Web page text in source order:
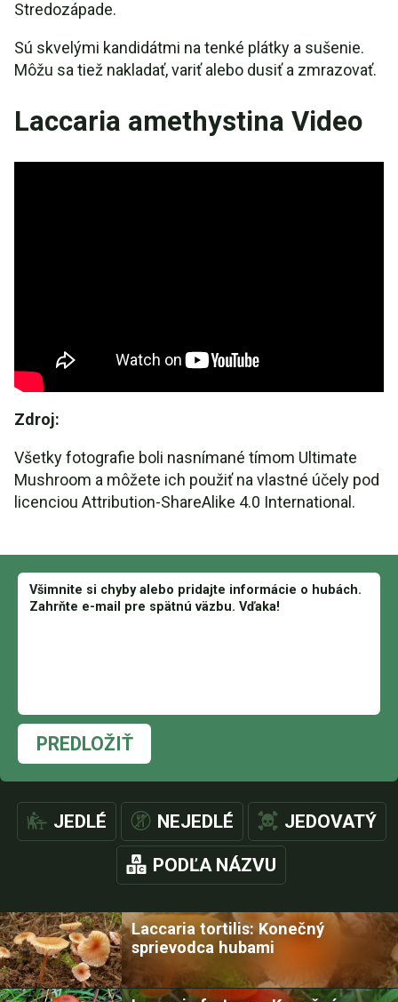
Stredozápade.
Sú skvelými kandidátmi na tenké plátky a sušenie.
Môžu sa tiež nakladať, variť alebo dusiť a zmrazovať.
Laccaria amethystina Video
Zdroj:
Všetky fotografie boli nasnímané tímom Ultimate
Mushroom a môžete ich použiť na vlastné účely pod
licenciou Attribution-ShareAlike 4.0 International.
PREDLOŽIŤ
JEDLÉ NEJEDLÉ JEDOVATÝ
PODĽA NÁZVU
Laccaria tortilis: Konečný
sprievodca hubami